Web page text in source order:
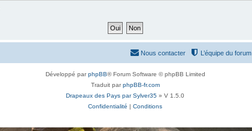
L’équipe du forum
Nous contacter
Développé parphpBB® Forum Software © phpBB Limited
Traduit parphpBB-fr.com
Drapeaux des Pays par Sylver35 » V 1.5.0
Confidentialité
Conditions